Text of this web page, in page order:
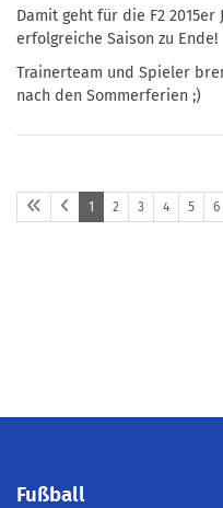
Damit geht für die F2
erfolgreiche Saison zu Ende!
Trainerteam und Spieler
nach den Sommerferien ;)
1 2 3 4 5 6
Fußball